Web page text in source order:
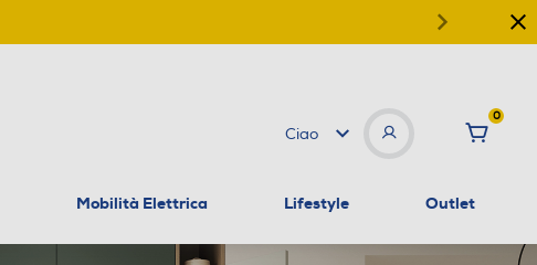
Ciao
0
Mobilità Elettrica Lifestyle Outlet